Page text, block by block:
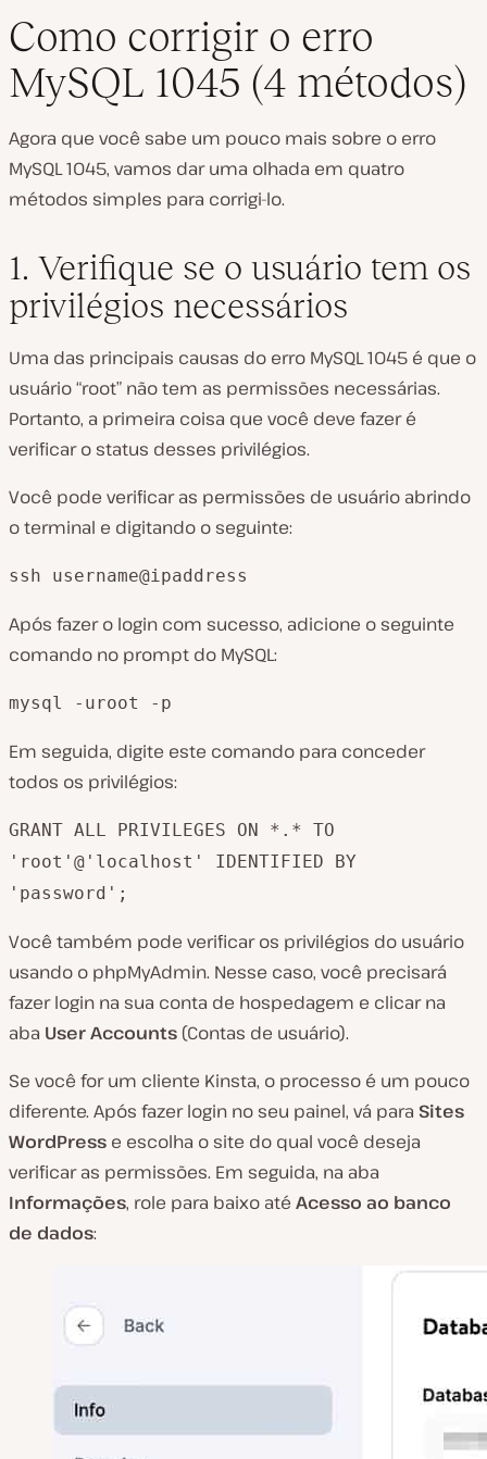
Como corrigir o erro
MySQL 1045 (4 métodos)
Agora que você sabe um pouco mais sobre o erro
MySQL 1045, vamos dar uma olhada em quatro
métodos simples para corrigi-lo.
1. Verifique se o usuário tem os
privilégios necessários
Uma das principais causas do erro MySQL 1045 é que o
usuário “root” não tem as permissões necessárias.
Portanto, a primeira coisa que você deve fazer é
verificar o status desses privilégios.
Você pode verificar as permissões de usuário abrindo
o terminal e digitando o seguinte:
ssh username@ipaddress
Após fazer o login com sucesso, adicione o seguinte
comando no prompt do MySQL:
mysql -uroot -p
Em seguida, digite este comando para conceder
todos os privilégios:
GRANT ALL PRIVILEGES ON *.* TO
'root'@'localhost' IDENTIFIED BY
'password';
Você também pode verificar os privilégios do usuário
usando o phpMyAdmin. Nesse caso, você precisará
fazer login na sua conta de hospedagem e clicar na
aba User Accounts (Contas de usuário).
Se você for um cliente Kinsta, o processo é um pouco
diferente. Após fazer login no seu painel, vá para Sites
WordPress e escolha o site do qual você deseja
verificar as permissões. Em seguida, na aba
Informações, role para baixo até Acesso ao banco
de dados: